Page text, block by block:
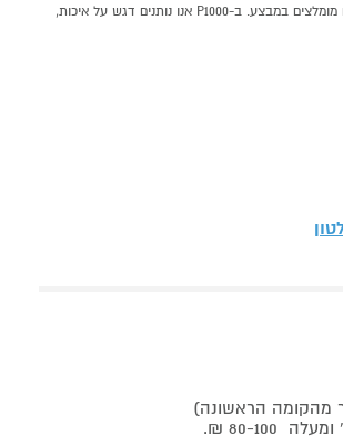
תנור חימום הלוגן דגם HEM-985 המילטון HEMILTON קונים אונליין בקטגוריית מפזרי חום / תנורי חימום במחלקת מזגנים מאווררים ומוצרי חימום בP1000 - אתר קניות ישראלי בטוח, משתלם ונוח המציע מוצרים מומלצים במבצע. ב-P1000 אנו נותנים דגש על איכות,